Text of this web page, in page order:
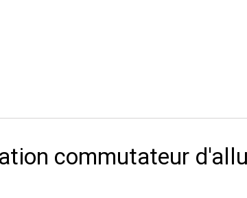
commutateur